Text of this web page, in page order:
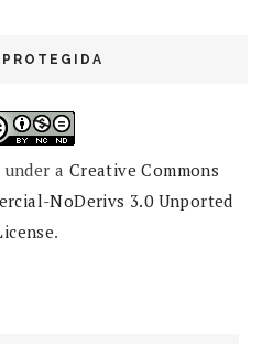
a Creative Commons
NoDerivs 3.0 Unported
.